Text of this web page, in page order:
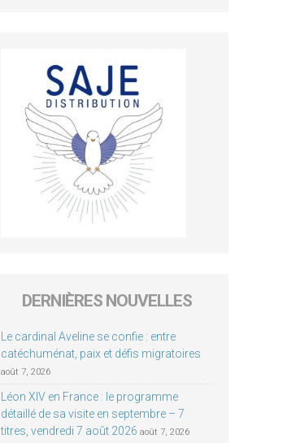
DERNIÈRES NOUVELLES
Le cardinal Aveline se confie : entre
catéchuménat, paix et défis migratoires
août 7, 2026
Léon XIV en France : le programme
détaillé de sa visite en septembre – 7
titres, vendredi 7 août 2026 août 7, 2026